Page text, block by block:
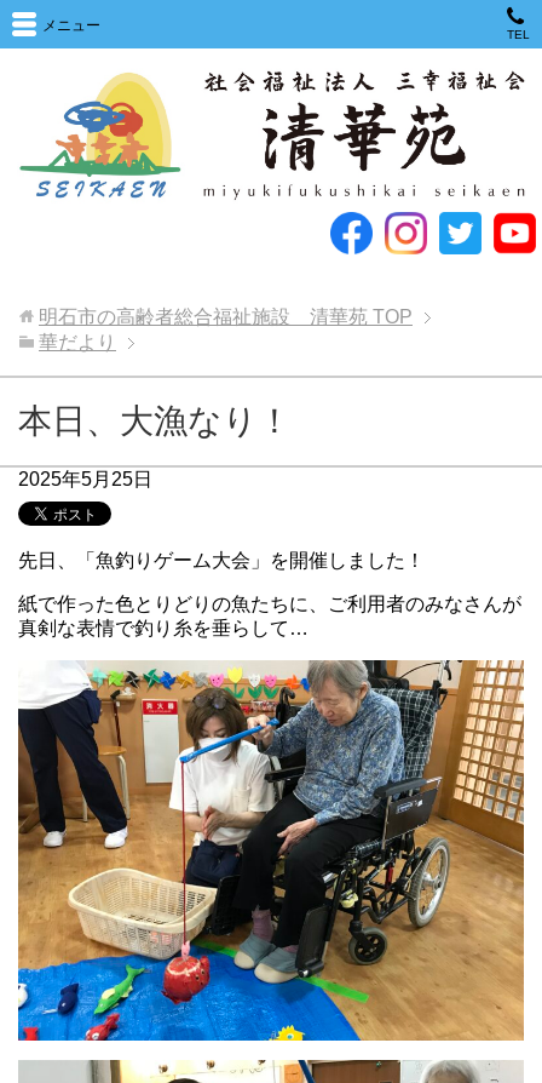
メニュー
TEL
明石市の高齢者総合福祉施設 清華苑 TOP
華だより
本日、大漁なり！
2025年5月25日
先日、「魚釣りゲーム大会」を開催しました！
紙で作った色とりどりの魚たちに、ご利用者のみなさんが
真剣な表情で釣り糸を垂らして…